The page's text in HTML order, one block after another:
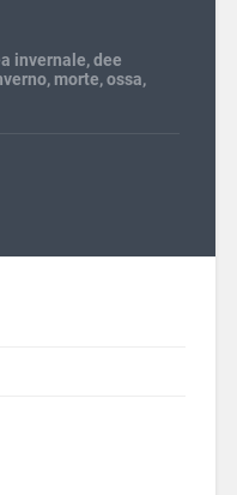
invernale,dee
, morte,ossa,